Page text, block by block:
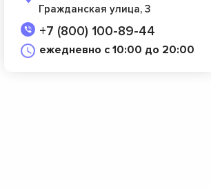
Гражданская улица, 3
+7 (800) 100-89-44
ежедневно с 10:00 до 20:00